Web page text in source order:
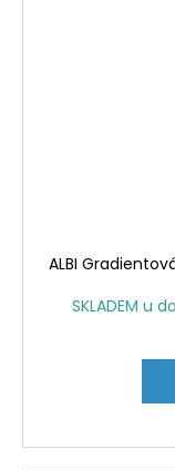
ALBI
SKLADEM u